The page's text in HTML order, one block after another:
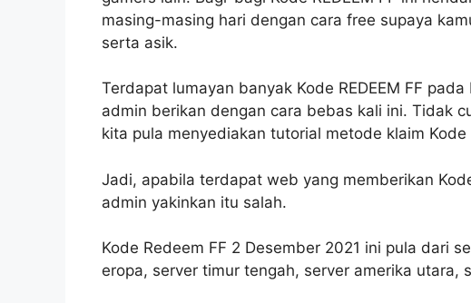
masing-masing hari dengan cara free supaya
serta asik.
Terdapat lumayan banyak Kode REDEEM FF
admin berikan dengan cara bebas kali ini. Tidak
kita pula menyediakan tutorial metode klaim
Jadi, apabila terdapat web yang memberikan
admin yakinkan itu salah.
Kode Redeem FF 2 Desember 2021 ini pula dari
eropa, server timur tengah, server amerika utara,